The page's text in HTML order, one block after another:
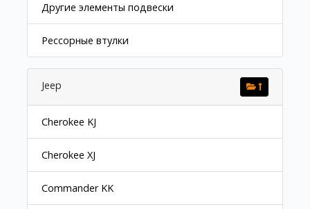
Другие элементы подвески
Рессорные втулки
Jeep
Cherokee KJ
Cherokee XJ
Commander KK